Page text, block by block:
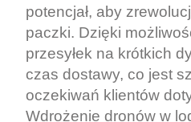
potencjał, aby
paczki. Dzięki
przesyłek na krótkich
czas dostawy, co jest
oczekiwań klientów
Wdrożenie dronów w